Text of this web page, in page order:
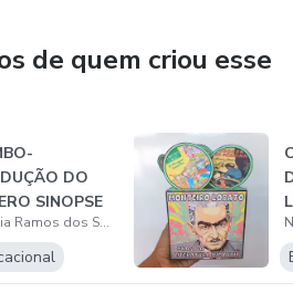
de quem criou esse
DO
SINOPSE
Natália Ramos dos Santos